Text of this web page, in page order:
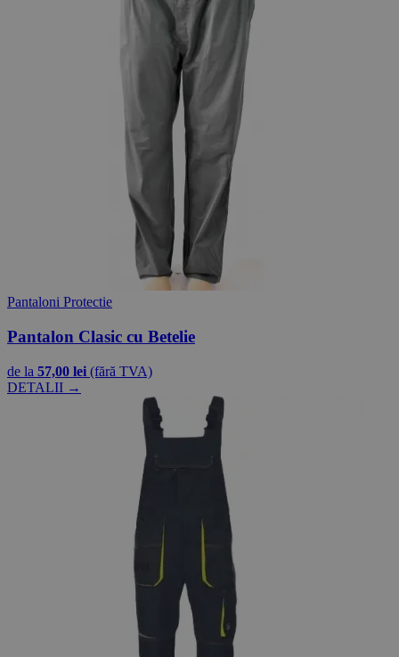
Pantaloni Protectie
Pantalon Clasic cu Betelie
de la 57,00 lei (fără TVA)
DETALII →